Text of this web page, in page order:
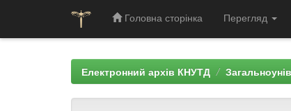
Головна сторінка Перегляд
Електронний архів КНУТД